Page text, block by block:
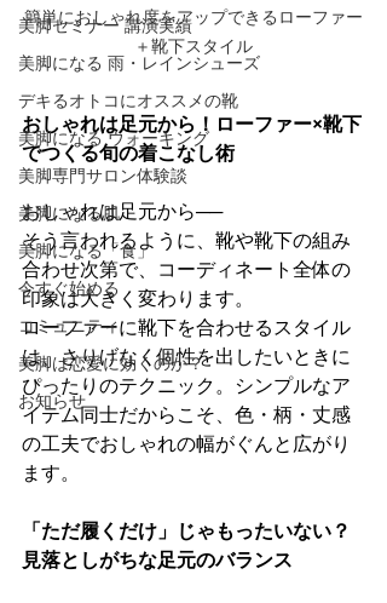
美脚セミナー 講演実績
美脚になる 雨・レインシューズ
デキるオトコにオススメの靴
美脚になる ウォーキング
美脚専門サロン体験談
美脚になる肌
美脚になる「食」
今すぐ始める
コミュニティ
美脚は恋愛に効くのか？
お知らせ
簡単におしゃれ度をアップできるローファー
＋靴下スタイル
おしゃれは足元から！ローファー×靴下
でつくる旬の着こなし術
おしゃれは足元から──
そう言われるように、靴や靴下の組み
合わせ次第で、コーディネート全体の
印象は大きく変わります。
ローファーに靴下を合わせるスタイル
は、さりげなく個性を出したいときに
ぴったりのテクニック。シンプルなア
イテム同士だからこそ、色・柄・丈感
の工夫でおしゃれの幅がぐんと広がり
ます。
「ただ履くだけ」じゃもったいない？
見落としがちな足元のバランス